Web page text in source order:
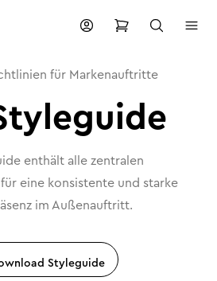
für Markenauftritte
enthält alle zentralen
eine konsistente und starke
im Außenauftritt.
Styleguide